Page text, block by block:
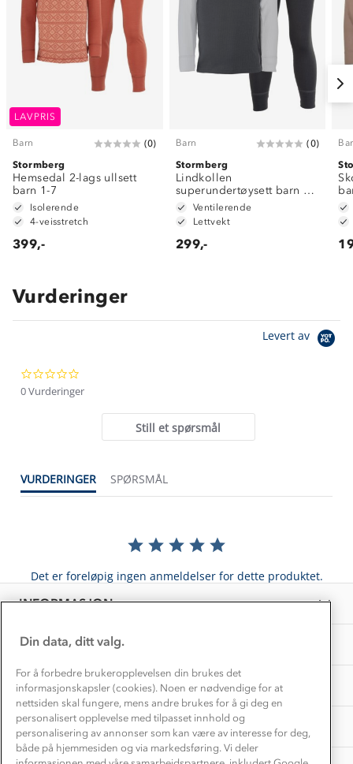
LAVPRIS
Barn (0)
Stormberg
Hemsedal 2-lags ullsett
barn 1-7
Isolerende
4-veisstretch
399,-
Barn (0)
Stormberg
Lindkollen
superundertøysett barn 1-
7
Ventilerende
Lettvekt
299,-
Vurderinger
Levert av
star
0 Vurderinger
Still et spørsmål
VURDERINGER SPØRSMÅL
Det er foreløpig ingen anmeldelser for dette produktet.
INFORMASJON
Kundeservice
Kundeklubb
Bedrift, barnehage og SFO
Presse
OM OSS
Klima og miljø
1% til samfunnet
Samarbeide med oss?
TIPS OG RÅD
Trelagsprinsippet barn
Alt du trenger til Norgesferien
Gravidklær
Vask og vedlikehold
EL-retur
Store størrelser
Turmat oppskrifter
Beredskap
AKTIVITETER
Få turinspirasjon og tips her⛰
Overnatte utendørs⛺
Leirskole 🥾
Barnehageansatt
Tips til hyttetur
Din data, ditt valg.
For å forbedre brukeropplevelsen din brukes det
informasjonskapsler (cookies). Noen er nødvendige for at
nettsiden skal fungere, mens andre brukes for å gi deg en
personalisert opplevelse med tilpasset innhold og
personalisering av annonser som kan være av interesse for deg,
både på hjemmesiden og via markedsføring. Vi deler